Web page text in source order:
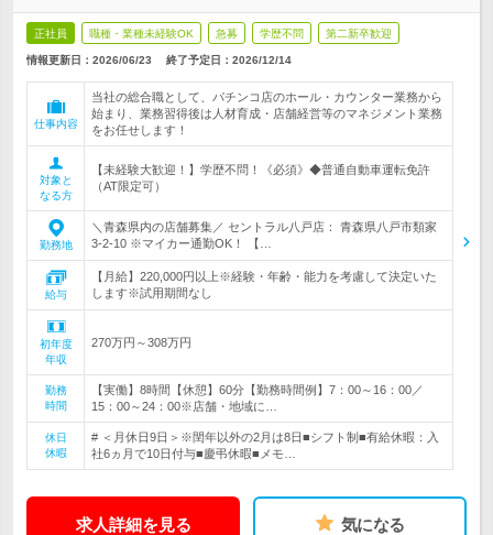
正社員 職種・業種未経験OK 急募 学歴不問 第二新卒歓迎
情報更新日：2026/06/23 終了予定日： 2026/12/14
仕事内容
当社の総合職として、パチンコ店のホール・カウンター業務から
始まり、業務習得後は人材育成・店舗経営等のマネジメント業務
をお任せします！
対象と
なる方
【未経験大歓迎！】学歴不問！《必須》◆普通自動車運転免許
（AT限定可）
勤務地
＼青森県内の店舗募集／ セントラル八戸店： 青森県八戸市類家
3-2-10 ※マイカー通勤OK！ 【…
給与
【月給】220,000円以上※経験・年齢・能力を考慮して決定いた
します※試用期間なし
初年度
年収
270万円～308万円
勤務
時間
【実働】8時間【休憩】60分【勤務時間例】7：00～16：00／
15：00～24：00※店舗・地域に…
休日
休暇
# ＜月休日9日＞※閏年以外の2月は8日■シフト制■有給休暇：入
社6ヵ月で10日付与■慶弔休暇■メモ…
求人詳細を見る 気になる